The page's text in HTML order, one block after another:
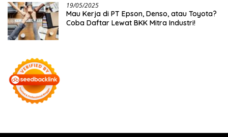
19/05/2025
Mau Kerja di PT Epson, Denso, atau Toyota?
Coba Daftar Lewat BKK Mitra Industri!